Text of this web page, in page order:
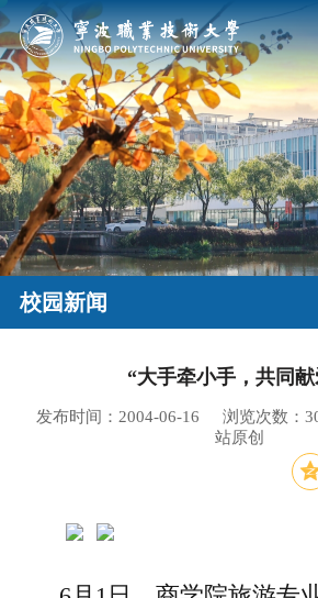
校园新闻
“大手牵小手，共同
发布时间：2004-06-16 浏览次数：
站原创